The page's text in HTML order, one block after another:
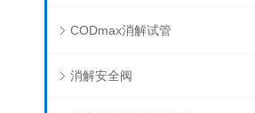
CODmax消解试管
消解安全阀